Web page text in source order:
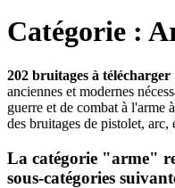
Catégorie :
202 bruitages à télécharger
anciennes et modernes
guerre et de combat à l'arme
des bruitages de pistolet, arc,
La catégorie "arme"
sous-catégories